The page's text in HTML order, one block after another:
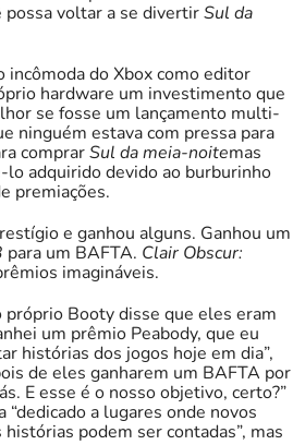
voltar a se divertirSul da
incômoda do Xbox como editor
hardware um investimento que
se fosse um lançamento multi-
ninguém estava com pressa para
comprarSul da meia-noitemas
adquirido devido ao burburinho
premiações.
e ganhou alguns. Ganhou um
para um BAFTA. Clair Obscur:
imagináveis.
Booty disse que eles eram
um prêmio Peabody, que eu
histórias dos jogos hoje em dia”,
de eles ganharem um BAFTA por
E esse é o nosso objetivo, certo?”
a lugares onde novos
podem ser contadas”, mas